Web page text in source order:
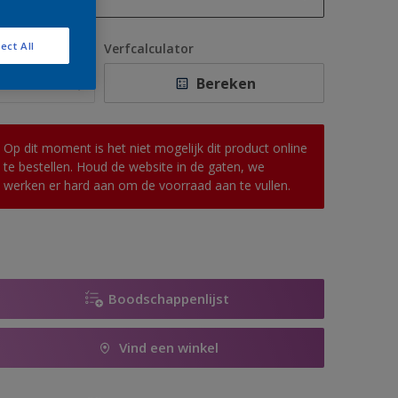
1 L
2,5 L
10 L
Verfcalculator
Bereken
Op dit moment is het niet mogelijk dit product online
te bestellen. Houd de website in de gaten, we
werken er hard aan om de voorraad aan te vullen.
Boodschappenlijst
Vind een winkel
All